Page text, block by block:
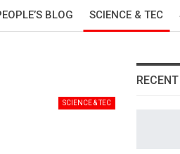
BLOG SCIENCE & TEC
SCIENCE & TEC